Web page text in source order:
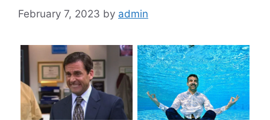
February 7, 2023 by admin